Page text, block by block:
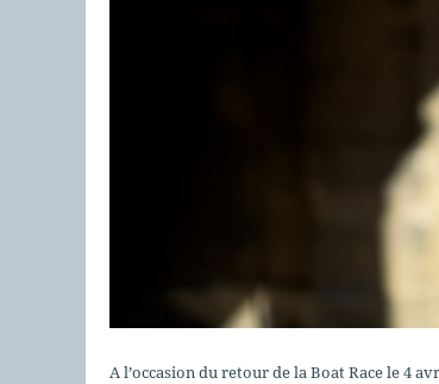
A l’occasion du retour de la Boat Race le 4